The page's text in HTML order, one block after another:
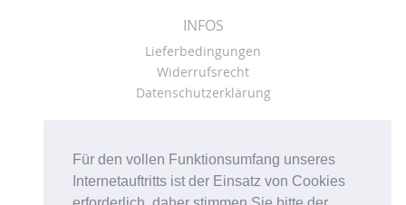
Für den vollen Funktionsumfang unseres
Internetauftritts ist der Einsatz von Cookies
INFOS
Lieferbedingungen
Widerrufsrecht
Datenschutzerklärung
Kasse
Mein Konto
Warenkorb